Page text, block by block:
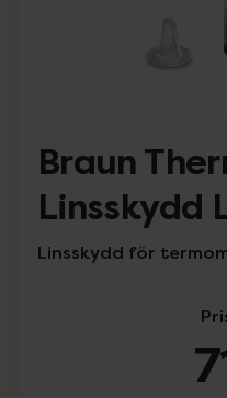
Braun
Linsskydd
Linsskydd för